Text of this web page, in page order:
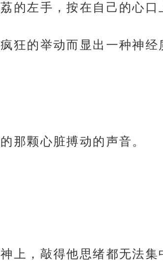
的左手，按在自己的心口
狂的举动而显出一种神经
那颗心脏搏动的声音。
上，敲得他思绪都无法集